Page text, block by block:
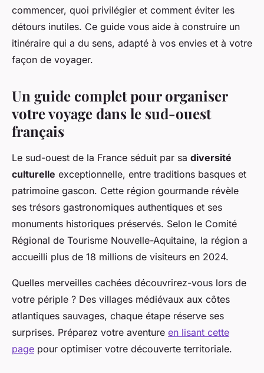
commencer, quoi privilégier et comment éviter les
détours inutiles. Ce guide vous aide à construire un
itinéraire qui a du sens, adapté à vos envies et à votre
façon de voyager.
Un guide complet pour organiser
votre voyage dans le sud-ouest
français
Le sud-ouest de la France séduit par sa diversité
culturelle exceptionnelle, entre traditions basques et
patrimoine gascon. Cette région gourmande révèle
ses trésors gastronomiques authentiques et ses
monuments historiques préservés. Selon le Comité
Régional de Tourisme Nouvelle-Aquitaine, la région a
accueilli plus de 18 millions de visiteurs en 2024.
Quelles merveilles cachées découvrirez-vous lors de
votre périple ? Des villages médiévaux aux côtes
atlantiques sauvages, chaque étape réserve ses
surprises. Préparez votre aventure en lisant cette
page pour optimiser votre découverte territoriale.